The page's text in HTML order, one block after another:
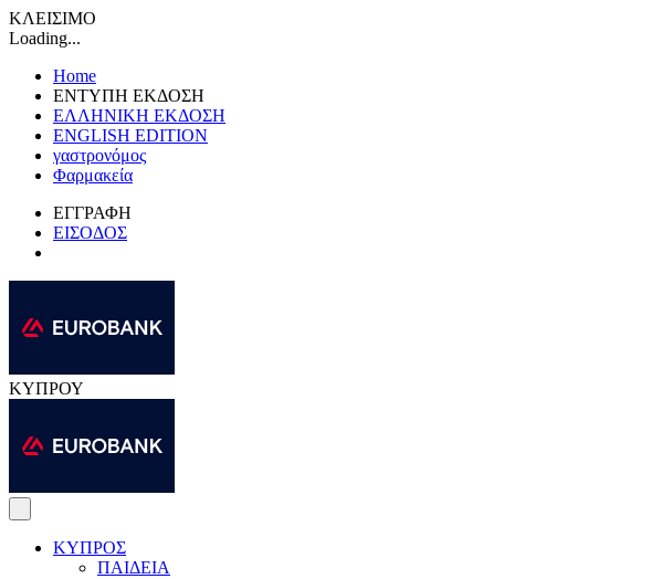
ΚΛΕΙΣΙΜΟ
Loading...
Home
ΕΝΤΥΠΗ ΕΚΔΟΣΗ
ΕΛΛΗΝΙΚΗ ΕΚΔΟΣΗ
ENGLISH EDITION
γαστρονόμος
Φαρμακεία
ΕΓΓΡΑΦΗ
ΕΙΣΟΔΟΣ
ΚΥΠΡΟΥ
ΚΥΠΡΟΣ
ΠΑΙΔΕΙΑ